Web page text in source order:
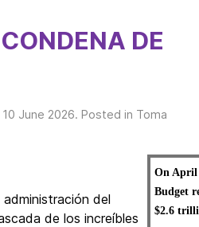
DE
10 June 2026. Posted in Toma
On April
Budget
$2.6
del
de los increíbles